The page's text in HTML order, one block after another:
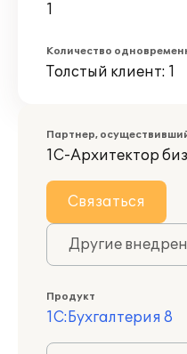
1
Количество
Толстый клиент: 1
Партнер,
1С-Архитектор
Связаться
Другие
Продукт
1С:Бухгалтерия 8